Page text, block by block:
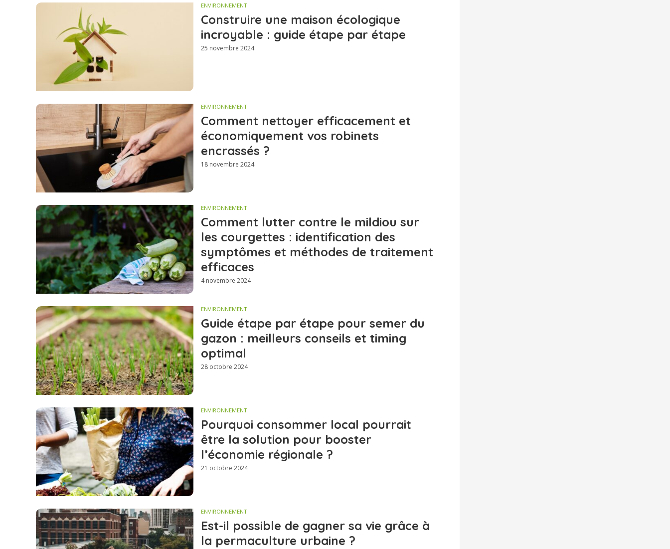
ENVIRONNEMENT
Construire une maison écologique
incroyable : guide étape par étape
25 novembre 2024
ENVIRONNEMENT
Comment nettoyer efficacement et
économiquement vos robinets
encrassés ?
18 novembre 2024
ENVIRONNEMENT
Comment lutter contre le mildiou sur
les courgettes : identification des
symptômes et méthodes de traitement
efficaces
4 novembre 2024
ENVIRONNEMENT
Guide étape par étape pour semer du
gazon : meilleurs conseils et timing
optimal
28 octobre 2024
ENVIRONNEMENT
Pourquoi consommer local pourrait
être la solution pour booster
l’économie régionale ?
21 octobre 2024
ENVIRONNEMENT
Est-il possible de gagner sa vie grâce à
la permaculture urbaine ?